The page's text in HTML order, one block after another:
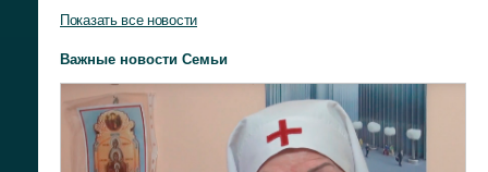
Показать все новости
Важные новости Семьи